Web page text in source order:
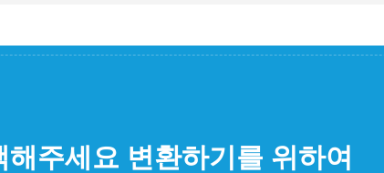
주세요 변환하기를 위하여